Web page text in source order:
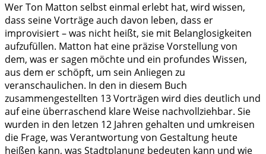
Wer Ton Matton selbst einmal erlebt hat, wird wissen,
dass seine Vorträge auch davon leben, dass er
improvisiert – was nicht heißt, sie mit Belanglosigkeiten
aufzufüllen. Matton hat eine präzise Vorstellung von
dem, was er sagen möchte und ein profundes Wissen,
aus dem er schöpft, um sein Anliegen zu
veranschaulichen. In den in diesem Buch
zusammengestellten 13 Vorträgen wird dies deutlich und
auf eine überraschend klare Weise nachvollziehbar. Sie
wurden in den letzen 12 Jahren gehalten und umkreisen
die Frage, was Verantwortung von Gestaltung heute
heißen kann, was Stadtplanung bedeuten kann und wie